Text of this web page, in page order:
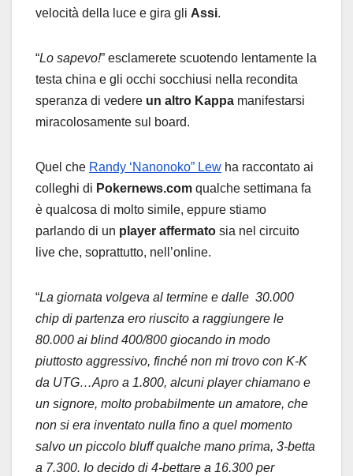
velocità della luce e gira gli Assi.
“Lo sapevo!” esclamerete scuotendo lentamente la
testa china e gli occhi socchiusi nella recondita
speranza di vedere un altro Kappa manifestarsi
miracolosamente sul board.
Quel che Randy ‘Nanonoko” Lew ha raccontato ai
colleghi di Pokernews.com qualche settimana fa
è qualcosa di molto simile, eppure stiamo
parlando di un player affermato sia nel circuito
live che, soprattutto, nell’online.
“La giornata volgeva al termine e dalle 30.000
chip di partenza ero riuscito a raggiungere le
80.000 ai blind 400/800 giocando in modo
piuttosto aggressivo, finché non mi trovo con K-K
da UTG…Apro a 1.800, alcuni player chiamano e
un signore, molto probabilmente un amatore, che
non si era inventato nulla fino a quel momento
salvo un piccolo bluff qualche mano prima, 3-betta
a 7.300. Io decido di 4-bettare a 16.300 per